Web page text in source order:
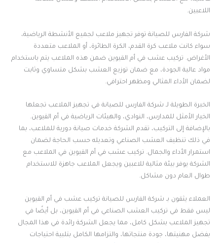
اللاعبين.
شركة الفارس للصيانة توفر تجهيز ملاعب لجميع الأنشطة الرياضية،
سواء كانت ملاعب كرة القدم، الكرة الطائرة، أو الملاعب متعددة
الأغراض. تركيب عشب في أم القيوين ضمن هذه الملاعب يتم باستخدام
مواد عالية الجودة، مع ضمان توزيع العشب بشكل متساوي وثابت
لضمان الأداء المثالي ومظهر احترافي.
الخبرة الطويلة لـ شركة الفارس للصيانة في تجهيز الملاعب تجعلها
الخيار الأمثل للمدارس، النوادي، والهيئات الرياضية في أم القيوين.
بالإضافة إلى التركيب، تقدم الشركة خدمات صيانة دورية للملاعب، بما
في ذلك تنظيف العشب الصناعي وتعديله حسب الحاجة لضمان
استمرار الأداء والجمال. تركيب عشب في أم القيوين في الملاعب مع
الشركة يوفر بيئة مثالية للاعبين ويجعل الملاعب جاهزة للاستخدام
طوال العام دون مشاكل.
العملاء يثقون بـ شركة الفارس للصيانة تركيب عشب في أم القيوين
ليس فقط في تركيب العشب الصناعي في أم القيوين، بل أيضًا في
تجهيز الملاعب بشكل كامل، مما يجعل الشركة رائدة في هذا المجال
بفضل مهنيتها، جودة منتجاتها، والتزامها الكامل بتلبية احتياجات